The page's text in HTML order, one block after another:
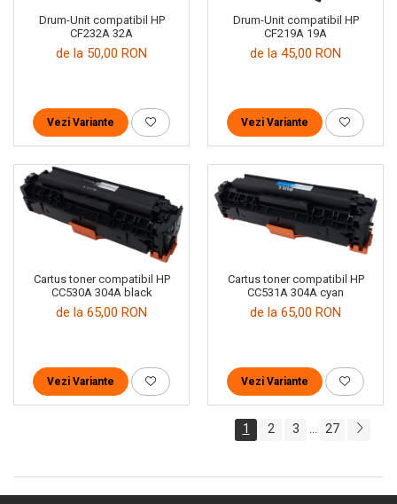
Drum-Unit compatibil HP
CF232A 32A
de la 50,00 RON
Vezi Variante
Drum-Unit compatibil HP
CF219A 19A
de la 45,00 RON
Vezi Variante
Cartus toner compatibil HP
CC530A 304A black
de la 65,00 RON
Vezi Variante
Cartus toner compatibil HP
CC531A 304A cyan
de la 65,00 RON
Vezi Variante
1 2 3 27